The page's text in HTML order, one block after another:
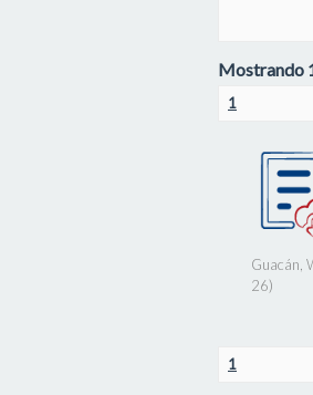
Mostrando
1
Guacán,
26)
1